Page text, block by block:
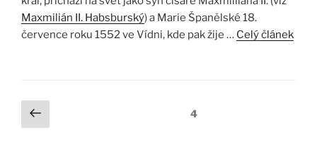
Maxmilián II. Habsburský) a Marie Španělské 18.
července roku 1552 ve Vídni, kde pak žije … Celý článek
Stránkování
příspěvků
Předchozí
stránka
Stránka:4